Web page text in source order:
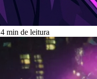
4 min de leitura